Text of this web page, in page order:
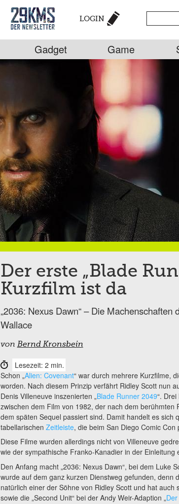
LOGIN
Gadget Game
Der erste „Blade
Kurzfilm ist da
„2036: Nexus Dawn“ – Die
Wallace
von Bernd Kronsbein
Lesezeit: 2 min.
Schon „Alien: Covenant“ war durch mehrere Kurzfilme,
worden. Nach diesem Prinzip verfährt Ridley Scott nun
Denis Villeneuve inszenierten „Blade Runner 2049“.
zwischen dem Film von 1982, der nach dem berühmten
dem späten Sequel passiert sind. Damit handelt es sich
tabellarischen Zeitleiste, die beim San Diego Comic Con
Diese Filme wurden allerdings nicht von Villeneuve
wie der sympathische Franko-Kanadier in der Einleitung
Den Anfang macht „2036: Nexus Dawn“, bei dem Luke
wurde auf dem ganz kurzen Dienstweg gefunden, denn
natürlich einer der Söhne von Ridley Scott und hat auch
sowie die „Second Unit“ bei der Andy Weir-Adaption „